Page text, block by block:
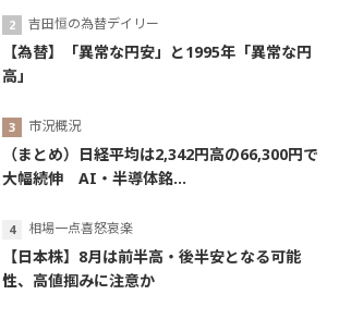
吉田恒の為替デイリー
【為替】「異常な円安」と1995年「異常な円
高」
市況概況
（まとめ）日経平均は2,342円高の66,300円で
大幅続伸 AI・半導体銘...
相場一点喜怒哀楽
【日本株】8月は前半高・後半安となる可能
性、高値掴みに注意か